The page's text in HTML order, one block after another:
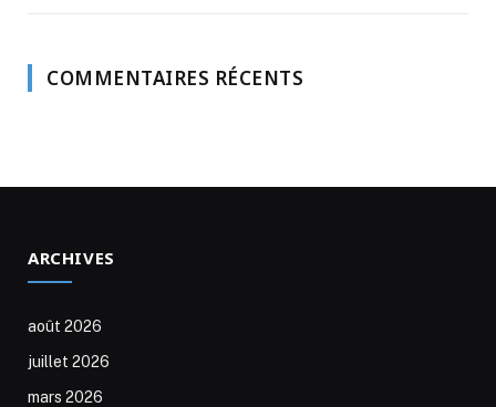
COMMENTAIRES RÉCENTS
ARCHIVES
août 2026
juillet 2026
mars 2026